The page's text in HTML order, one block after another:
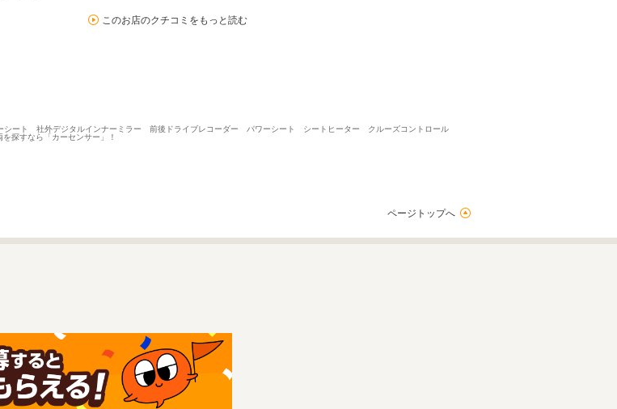
このお店のクチコミをもっと読む
ート 社外デジタルインナーミラー 前後ドライブレコーダー パワーシート シートヒーター クルーズコントロール
探すなら「カーセンサー」！
ページトップへ